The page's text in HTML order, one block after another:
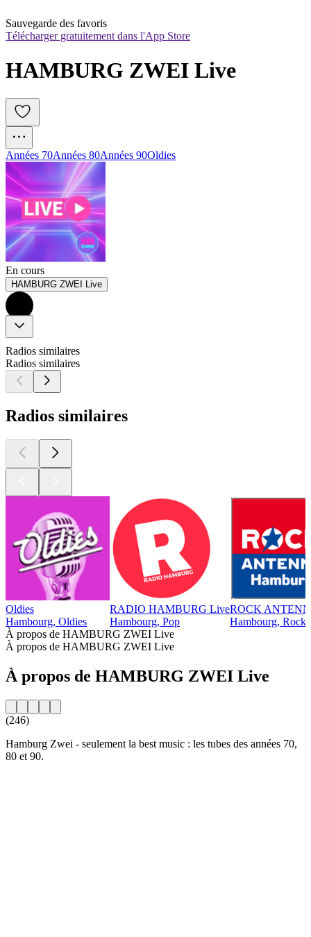
Sauvegarde des favoris
Télécharger gratuitement dans l'App Store
HAMBURG ZWEI Live
Années 70Années 80Années 90Oldies
En cours
HAMBURG ZWEI Live
Radios similaires
Radios similaires
Radios similaires
Oldies
Hambourg, Oldies
RADIO HAMBURG Live
Hambourg, Pop
ROCK
Hambourg, Rock
À propos de HAMBURG ZWEI Live
À propos de HAMBURG ZWEI Live
À propos de HAMBURG ZWEI Live
(246)
Hamburg Zwei - seulement la best music : les tubes des années 70,
80 et 90.